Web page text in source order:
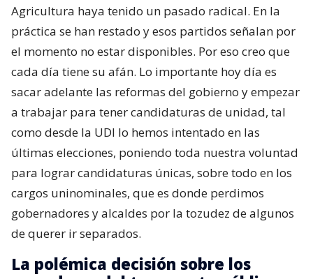
Agricultura haya tenido un pasado radical. En la
práctica se han restado y esos partidos señalan por
el momento no estar disponibles. Por eso creo que
cada día tiene su afán. Lo importante hoy día es
sacar adelante las reformas del gobierno y empezar
a trabajar para tener candidaturas de unidad, tal
como desde la UDI lo hemos intentado en las
últimas elecciones, poniendo toda nuestra voluntad
para lograr candidaturas únicas, sobre todo en los
cargos uninominales, que es donde perdimos
gobernadores y alcaldes por la tozudez de algunos
de querer ir separados.
La polémica decisión sobre los